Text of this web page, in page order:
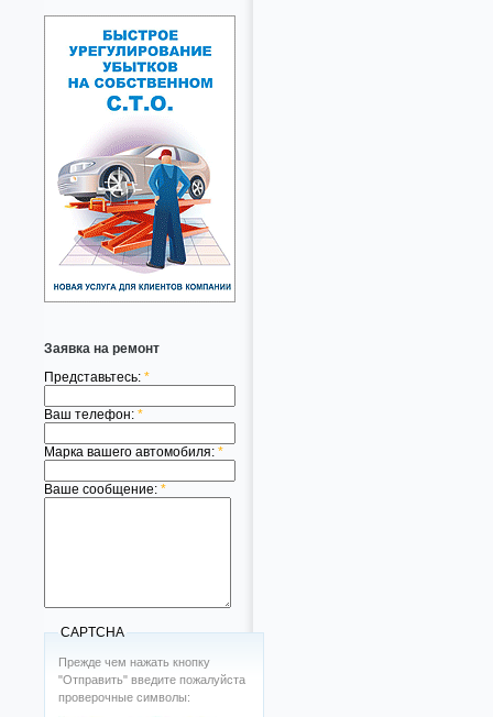
Заявка на ремонт
Представьтесь: *
Ваш телефон: *
Марка вашего автомобиля: *
Ваше сообщение: *
CAPTCHA
Прежде чем нажать кнопку
"Отправить" введите пожалуйста
проверочные символы: